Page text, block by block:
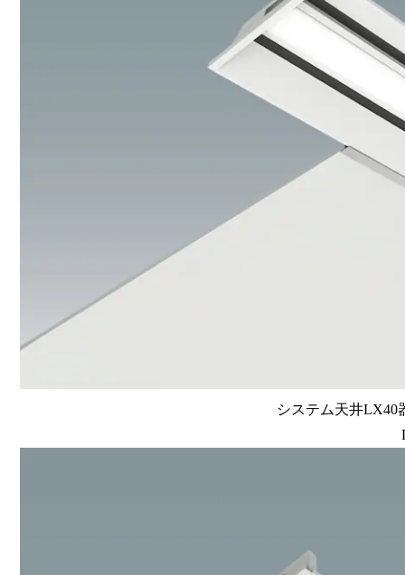
システム天井LX40